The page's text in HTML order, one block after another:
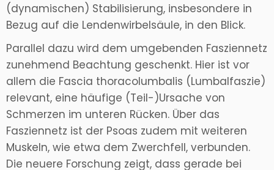
(dynamischen) Stabilisierung, insbesondere in
Bezug auf die Lendenwirbelsäule, in den Blick.
Parallel dazu wird dem umgebenden Fasziennetz
zunehmend Beachtung geschenkt. Hier ist vor
allem die Fascia thoracolumbalis (Lumbalfaszie)
relevant, eine häufige (Teil-)Ursache von
Schmerzen im unteren Rücken. Über das
Fasziennetz ist der Psoas zudem mit weiteren
Muskeln, wie etwa dem Zwerchfell, verbunden.
Die neuere Forschung zeigt, dass gerade bei